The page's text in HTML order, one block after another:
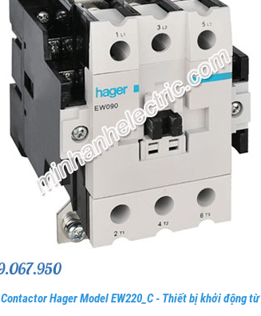
Contactor Hager Model EW220_C - Thiết bị khởi động từ